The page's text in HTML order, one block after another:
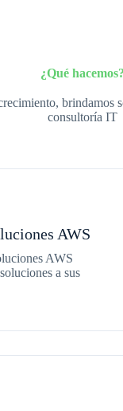
¿Qué hacemos?
brindamos
consultoría IT
AWS
AWS
a sus